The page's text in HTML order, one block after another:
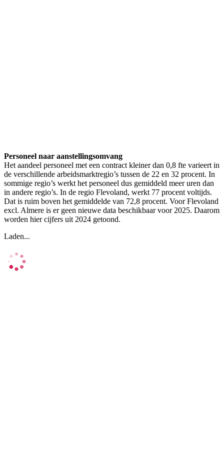
Personeel naar aanstellingsomvang
Het aandeel personeel met een contract kleiner dan 0,8 fte varieert in
de verschillende arbeidsmarktregio’s tussen de 22 en 32 procent. In
sommige regio’s werkt het personeel dus gemiddeld meer uren dan
in andere regio’s. In de regio Flevoland, werkt 77 procent voltijds.
Dat is ruim boven het gemiddelde van 72,8 procent. Voor Flevoland
excl. Almere is er geen nieuwe data beschikbaar voor 2025. Daarom
worden hier cijfers uit 2024 getoond.
Laden...